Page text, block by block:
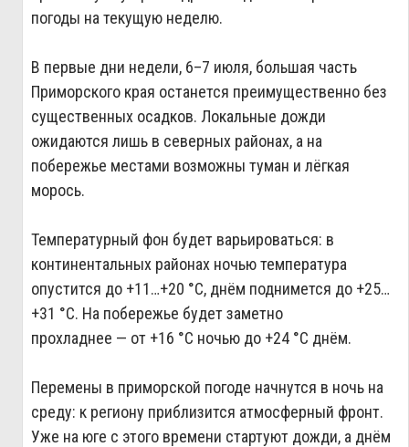
погоды на текущую неделю.
В первые дни недели, 6–7 июля, большая часть
Приморского края останется преимущественно без
существенных осадков. Локальные дожди
ожидаются лишь в северных районах, а на
побережье местами возможны туман и лёгкая
морось.
Температурный фон будет варьироваться: в
континентальных районах ночью температура
опустится до +11…+20 °C, днём поднимется до +25…
+31 °C. На побережье будет заметно
прохладнее — от +16 °C ночью до +24 °C днём.
Перемены в приморской погоде начнутся в ночь на
среду: к региону приблизится атмосферный фронт.
Уже на юге с этого времени стартуют дожди, а днём